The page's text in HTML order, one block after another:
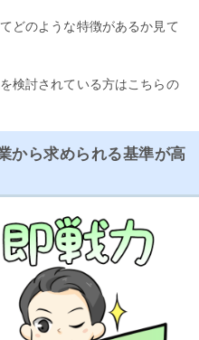
どのような特徴があるか見て
検討されている方はこちらの
から求められる基準が高